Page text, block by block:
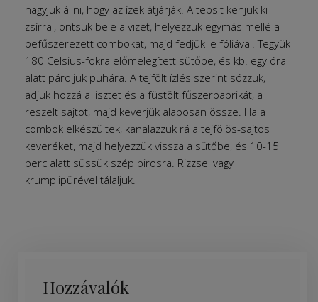
hagyjuk állni, hogy az ízek átjárják. A tepsit kenjük ki
zsírral, öntsük bele a vizet, helyezzük egymás mellé a
befűszerezett combokat, majd fedjük le fóliával. Tegyük
180 Celsius-fokra előmelegített sütőbe, és kb. egy óra
alatt pároljuk puhára. A tejfölt ízlés szerint sózzuk,
adjuk hozzá a lisztet és a füstölt fűszerpaprikát, a
reszelt sajtot, majd keverjük alaposan össze. Ha a
combok elkészültek, kanalazzuk rá a tejfölös-sajtos
keveréket, majd helyezzük vissza a sütőbe, és 10-15
perc alatt süssük szép pirosra. Rizzsel vagy
krumplipürével tálaljuk.
Hozzávalók